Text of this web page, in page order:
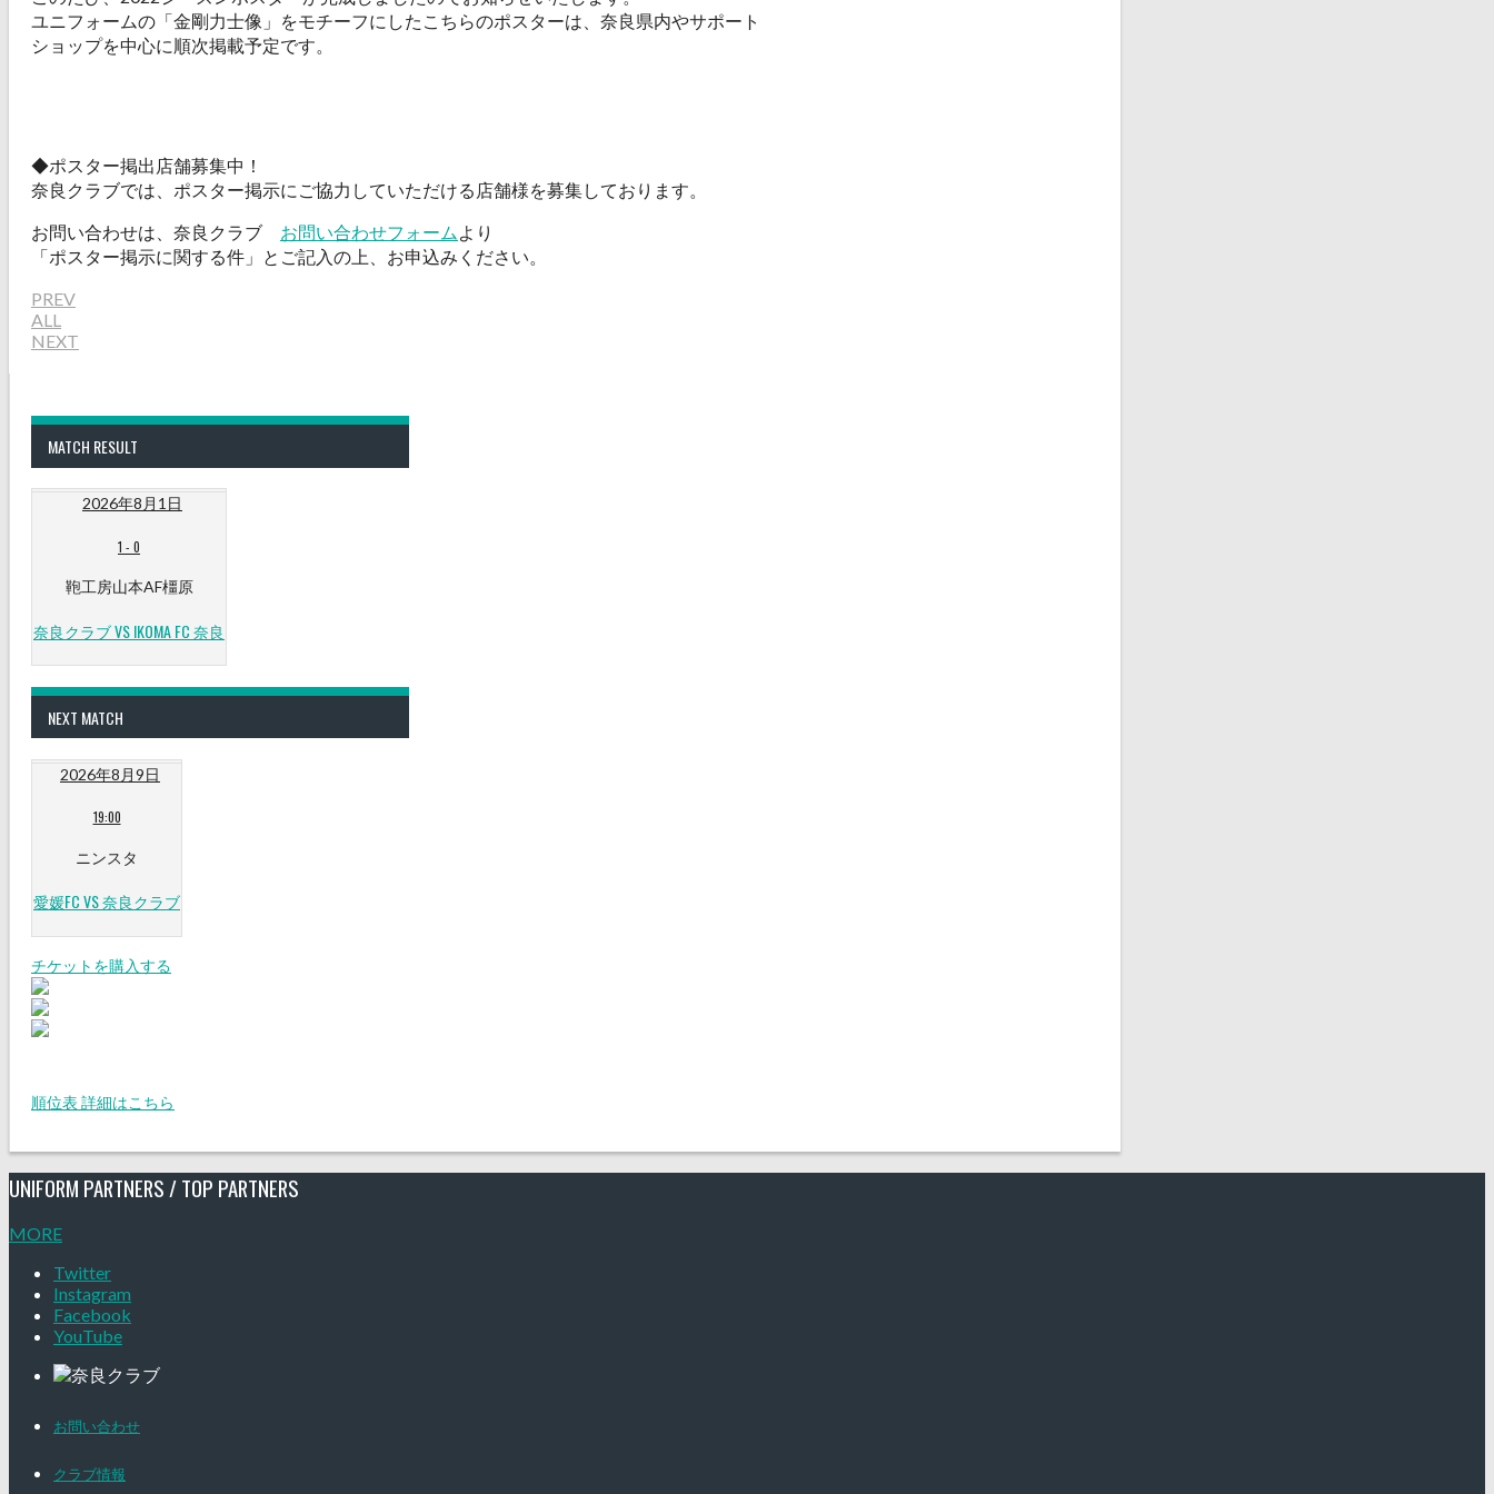
ユニフォームの「金剛力士像」をモチーフにしたこちらのポスターは、奈良県内やサポート
ショップを中心に順次掲載予定です。
◆ポスター掲出店舗募集中！
奈良クラブでは、ポスター掲示にご協力していただける店舗様を募集しております。
お問い合わせは、奈良クラブ
お問い合わせフォーム より
「ポスター掲示に関する件」とご記入の上、お申込みください。
PREV
ALL
NEXT
MATCH RESULT
2026年8月1日
1 - 0
鞄工房山本AF橿原
奈良クラブ VS IKOMA FC 奈良
NEXT MATCH
2026年8月9日
19:00
ニンスタ
愛媛FC VS 奈良クラブ
チケットを購入する
順位表 詳細はこちら
UNIFORM PARTNERS / TOP PARTNERS
MORE
Twitter
Instagram
Facebook
YouTube
お問い合わせ
クラブ情報